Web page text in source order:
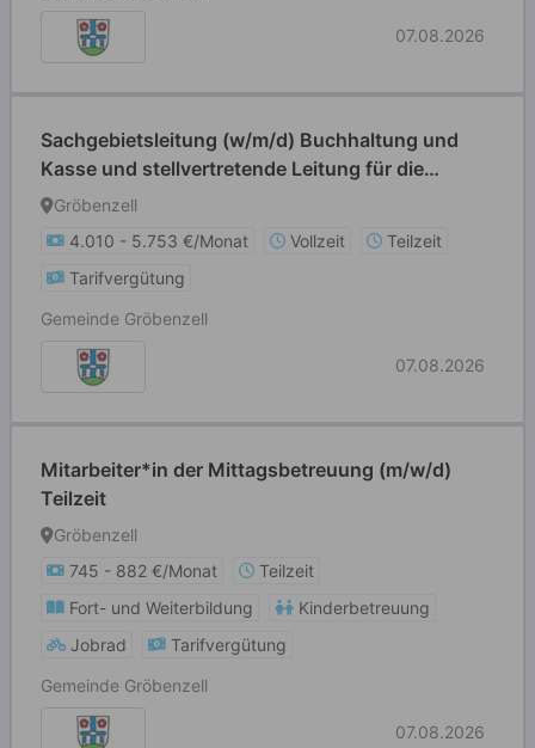
07.08.2026
Sachgebietsleitung (w/m/d) Buchhaltung und
Kasse und stellvertretende Leitung für die
Finanzverwaltung
Gröbenzell
4.010 - 5.753 €/Monat
Vollzeit
Teilzeit
Tarifvergütung
Gemeinde Gröbenzell
07.08.2026
Mitarbeiter*in der Mittagsbetreuung (m/w/d)
Teilzeit
Gröbenzell
745 - 882 €/Monat
Teilzeit
Fort- und Weiterbildung
Kinderbetreuung
Jobrad
Tarifvergütung
Gemeinde Gröbenzell
07.08.2026